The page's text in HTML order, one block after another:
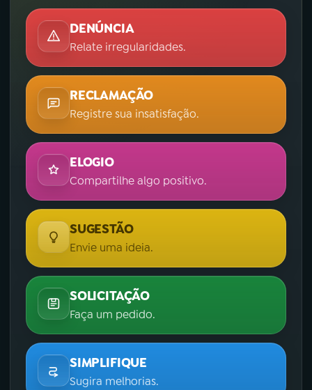
DENÚNCIA
Relate irregularidades.
RECLAMAÇÃO
Registre sua insatisfação.
ELOGIO
Compartilhe algo positivo.
SUGESTÃO
Envie uma ideia.
SOLICITAÇÃO
Faça um pedido.
SIMPLIFIQUE
Sugira melhorias.